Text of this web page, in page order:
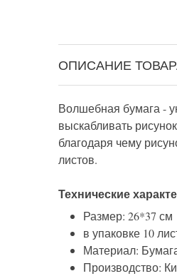
ОПИСАНИЕ
Волшебная бумага -
выскабливать
благодаря чему
листов.
Технические
Размер: 26*37 см
в упаковке 10
Материал:
Производство: